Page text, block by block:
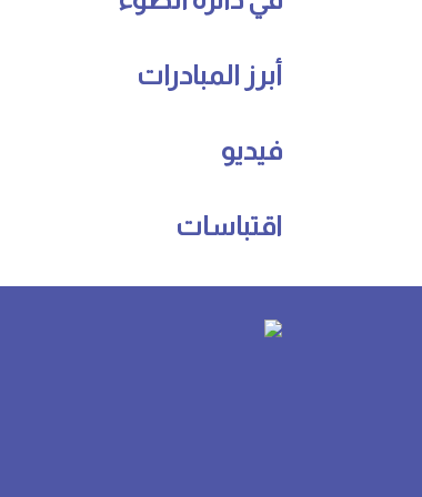
أبرز المبادرات
فيديو
اقتباسات